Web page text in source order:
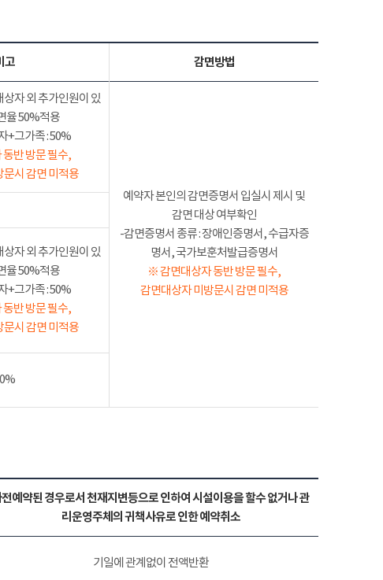
고 감면방법
자 외 추가인원이 있
율 50%적용
+그가족 : 50%
반 방문 필수,
시 감면 미적용
예약자 본인의 감면증명서 입실시 제시 및
감면 대상 여부확인
-감면증명서 종류 : 장애인증명서, 수급자증
명서, 국가보훈처발급증명서
※ 감면대상자 동반 방문 필수,
감면대상자 미방문시 감면 미적용
자 외 추가인원이 있
율 50%적용
+그가족 : 50%
반 방문 필수,
시 감면 미적용
예약된 경우로서 천재지변등으로 인하여 시설이용을 할수 없거나 관
리운영주체의 귀책사유로 인한 예약취소
기일에 관계없이 전액반환